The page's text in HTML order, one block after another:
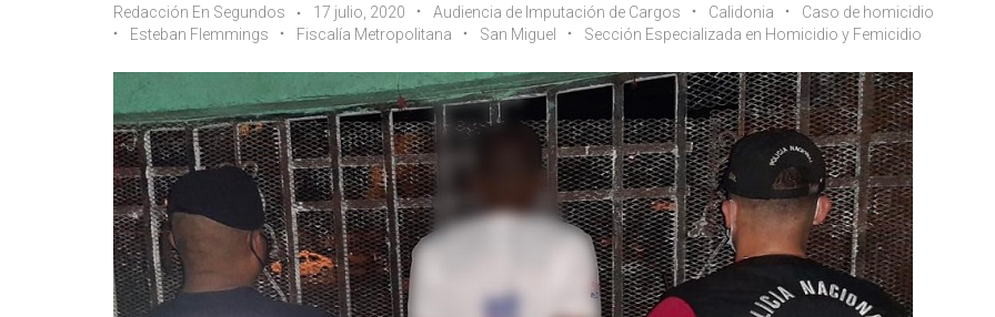
Redacción En Segundos 17 julio, 2020 Audiencia de Imputación de Cargos Calidonia
Caso de homicidio
Esteban Flemmings
Fiscalía Metropolitana San Miguel Sección Especializada en Homicidio y Femicidio